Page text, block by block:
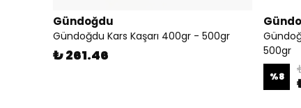
Gündoğdu
Gündoğdu Kars Kaşarı 400gr - 500gr
₺ 261.46
500gr
%8